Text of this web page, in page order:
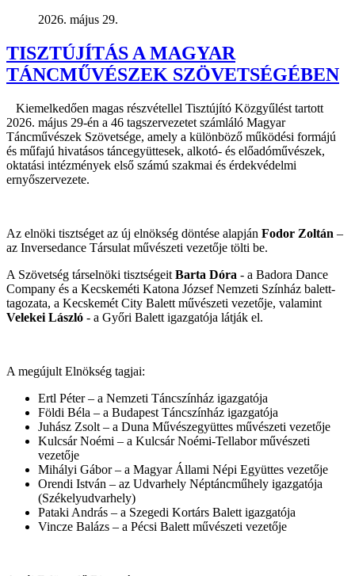
2026. május 29.
TISZTÚJÍTÁS A MAGYAR
TÁNCMŰVÉSZEK SZÖVETSÉGÉBEN
Kiemelkedően magas részvétellel Tisztújító Közgyűlést tartott
2026. május 29-én a 46 tagszervezetet számláló Magyar
Táncművészek Szövetsége, amely a különböző működési formájú
és műfajú hivatásos táncegyüttesek, alkotó- és előadóművészek,
oktatási intézmények első számú szakmai és érdekvédelmi
ernyőszervezete.
Az elnöki tisztséget az új elnökség döntése alapján Fodor Zoltán –
az Inversedance Társulat művészeti vezetője tölti be.
A Szövetség társelnöki tisztségeit Barta Dóra - a Badora Dance
Company és a Kecskeméti Katona József Nemzeti Színház balett-
tagozata, a Kecskemét City Balett művészeti vezetője, valamint
Velekei László - a Győri Balett igazgatója látják el.
A megújult Elnökség tagjai:
Ertl Péter – a Nemzeti Táncszínház igazgatója
Földi Béla – a Budapest Táncszínház igazgatója
Juhász Zsolt – a Duna Művészegyüttes művészeti vezetője
Kulcsár Noémi – a Kulcsár Noémi-Tellabor művészeti
vezetője
Mihályi Gábor – a Magyar Állami Népi Együttes vezetője
Orendi István – az Udvarhely Néptáncműhely igazgatója
(Székelyudvarhely)
Pataki András – a Szegedi Kortárs Balett igazgatója
Vincze Balázs – a Pécsi Balett művészeti vezetője